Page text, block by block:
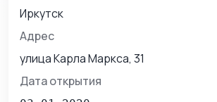
Иркутск
Адрес
улица Карла Маркса, 31
Дата открытия